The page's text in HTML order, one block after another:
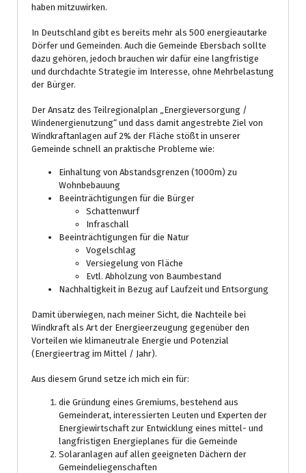
haben mitzuwirken.
In Deutschland gibt es bereits mehr als 500 energieautarke
Dörfer und Gemeinden. Auch die Gemeinde Ebersbach sollte
dazu gehören, jedoch brauchen wir dafür eine langfristige
und durchdachte Strategie im Interesse, ohne Mehrbelastung
der Bürger.
Der Ansatz des Teilregionalplan „Energieversorgung /
Windenergienutzung“ und dass damit angestrebte Ziel von
Windkraftanlagen auf 2% der Fläche stößt in unserer
Gemeinde schnell an praktische Probleme wie:
Einhaltung von Abstandsgrenzen (1000m) zu
Wohnbebauung
Beeinträchtigungen für die Bürger
Schattenwurf
Infraschall
Beeinträchtigungen für die Natur
Vogelschlag
Versiegelung von Fläche
Evtl. Abholzung von Baumbestand
Nachhaltigkeit in Bezug auf Laufzeit und Entsorgung
Damit überwiegen, nach meiner Sicht, die Nachteile bei
Windkraft als Art der Energieerzeugung gegenüber den
Vorteilen wie klimaneutrale Energie und Potenzial
(Energieertrag im Mittel / Jahr).
Aus diesem Grund setze ich mich ein für:
die Gründung eines Gremiums, bestehend aus
Gemeinderat, interessierten Leuten und Experten der
Energiewirtschaft zur Entwicklung eines mittel- und
langfristigen Energieplanes für die Gemeinde
Solaranlagen auf allen geeigneten Dächern der
Gemeindeliegenschaften